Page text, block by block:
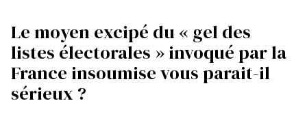
Le moyen excipé du « gel des
listes électorales » invoqué par la
France insoumise vous parait-il
sérieux ?